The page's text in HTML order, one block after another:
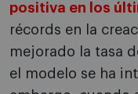
positiva en los
récords en la
mejorado la tasa
el modelo se ha